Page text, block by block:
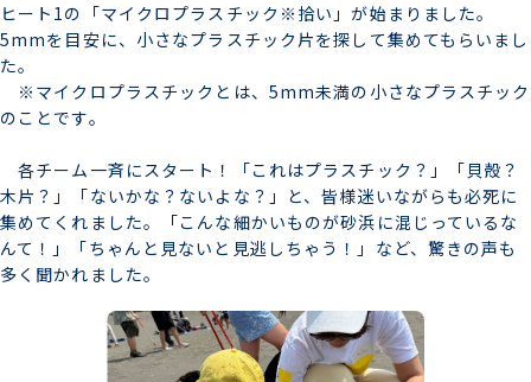
ヒート1の「マイクロプラスチック※拾い」が始まりました。
5mmを目安に、小さなプラスチック片を探して集めてもらいまし
た。
※マイクロプラスチックとは、5mm未満の小さなプラスチック
のことです。
各チーム一斉にスタート！「これはプラスチック？」「貝殻？
木片？」「ないかな？ないよな？」と、皆様迷いながらも必死に
集めてくれました。「こんな細かいものが砂浜に混じっているな
んて！」「ちゃんと見ないと見逃しちゃう！」など、驚きの声も
多く聞かれました。